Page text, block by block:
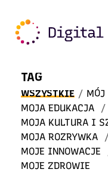
w STREFIE
TAG
WSZYSTKIE / MÓJ
MOJA EDUKACJA
/
MOJA KULTURA I
MOJA ROZRYWKA
MOJE INNOWACJE
MOJE ZDROWIE